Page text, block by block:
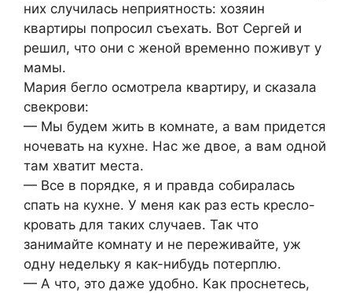
них случилась неприятность: хозяин
квартиры попросил съехать. Вот Сергей и
решил, что они с женой временно поживут у
мамы.
Мария бегло осмотрела квартиру, и сказала
свекрови:
— Мы будем жить в комнате, а вам придется
ночевать на кухне. Нас же двое, а вам одной
там хватит места.
— Все в порядке, я и правда собиралась
спать на кухне. У меня как раз есть кресло-
кровать для таких случаев. Так что
занимайте комнату и не переживайте, уж
одну недельку я как-нибудь потерплю.
— А что, это даже удобно. Как проснетесь,